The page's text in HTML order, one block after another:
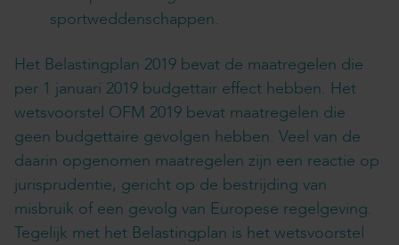
sportweddenschappen.
Het Belastingplan 2019 bevat de maatregelen die
per 1 januari 2019 budgettair effect hebben. Het
wetsvoorstel OFM 2019 bevat maatregelen die
geen budgettaire gevolgen hebben. Veel van de
daarin opgenomen maatregelen zijn een reactie op
jurisprudentie, gericht op de bestrijding van
misbruik of een gevolg van Europese regelgeving.
Tegelijk met het Belastingplan is het wetsvoorstel